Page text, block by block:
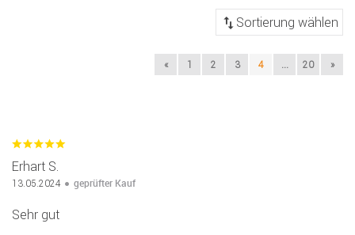
« 1 2 3 4 ... 20 »
Erhart S.
13.05.2024 geprüfter Kauf
Sehr gut